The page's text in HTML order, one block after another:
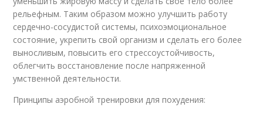
рельефным. Таким образом можно улучшить работу
сердечно-сосудистой системы, психоэмоциональное
состояние, укрепить свой организм и сделать его более
выносливым, повысить его стрессоустойчивость,
облегчить восстановление после напряженной
умственной деятельности.
Принципы аэробной тренировки для похудения: